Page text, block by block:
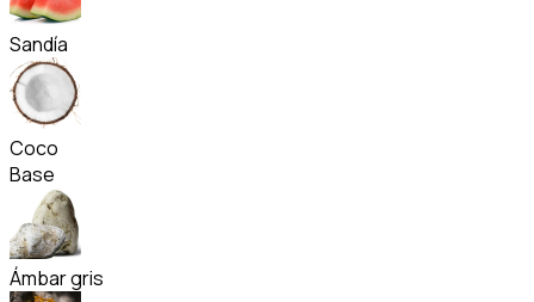
Sandía
Coco
Base
Ámbar gris